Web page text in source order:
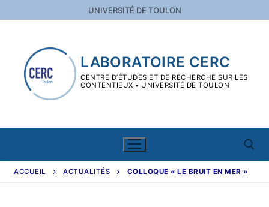
au
UNIVERSITÉ DE TOULON
LABORATOIRE CERC
CENTRE D’ÉTUDES ET DE RECHERCHE SUR LES
CONTENTIEUX • UNIVERSITÉ DE TOULON
ACCUEIL ACTUALITÉS COLLOQUE « LE BRUIT EN MER »